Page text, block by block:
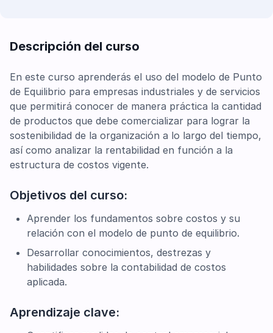
Descripción del curso
En este curso aprenderás el uso del modelo de Punto
de Equilibrio para empresas industriales y de servicios
que permitirá conocer de manera práctica la cantidad
de productos que debe comercializar para lograr la
sostenibilidad de la organización a lo largo del tiempo,
así como analizar la rentabilidad en función a la
estructura de costos vigente.
Objetivos del curso:
Aprender los fundamentos sobre costos y su
relación con el modelo de punto de equilibrio.
Desarrollar conocimientos, destrezas y
habilidades sobre la contabilidad de costos
aplicada.
Aprendizaje clave: